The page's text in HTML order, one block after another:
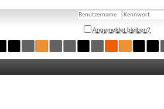
Angemeldet bleiben?